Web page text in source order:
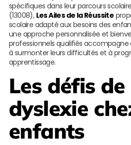
spécifiques dans leur parcours
(13008), Les Ailes de la Réussite
scolaire adapté aux besoins des
une approche personnalisée et
professionnels qualifiés
à surmonter leurs difficultés et à
apprentissage.
Les défis
dyslexie
enfants